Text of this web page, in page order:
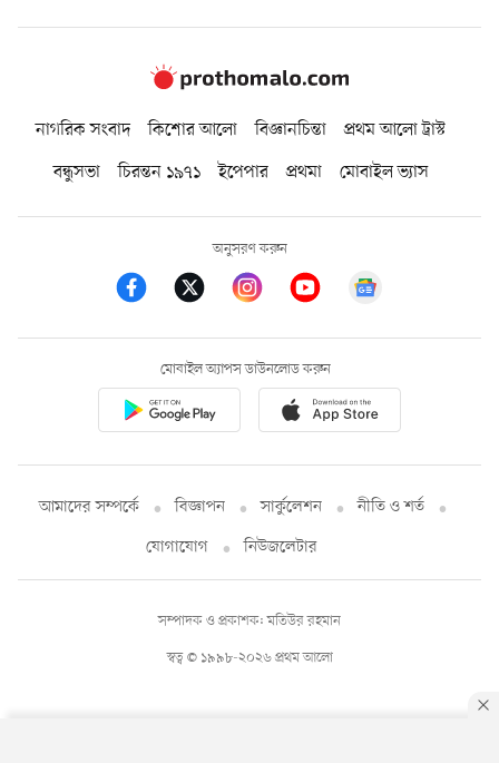
নাগরিক সংবাদ কিশোর আলো বিজ্ঞানচিন্তা
প্রথম আলো ট্রাস্ট
বন্ধুসভা
চিরন্তন ১৯৭১ ইপেপার প্রথমা মোবাইল ভ্যাস
অনুসরণ করুন
মোবাইল অ্যাপস ডাউনলোড করুন
আমাদের সম্পর্কে বিজ্ঞাপন সার্কুলেশন
নীতি ও শর্ত
যোগাযোগ
নিউজলেটার
স্বত্ব © ১৯৯৮-২০২৬ প্রথম আলো
সম্পাদক ও প্রকাশক: মতিউর রহমান